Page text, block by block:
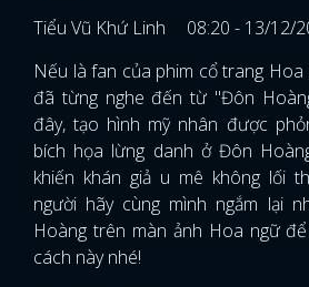
Tiểu Vũ Khứ Linh
08:20 - 13/12/
Nếu là fan của phim cổ trang Hoa
đã từng nghe đến từ "Đôn
đây, tạo hình mỹ nhân được
bích họa lừng danh ở Đôn
khiến khán giả u mê không lối
người hãy cùng mình ngắm lại
Hoàng trên màn ảnh Hoa ngữ
cách này nhé!